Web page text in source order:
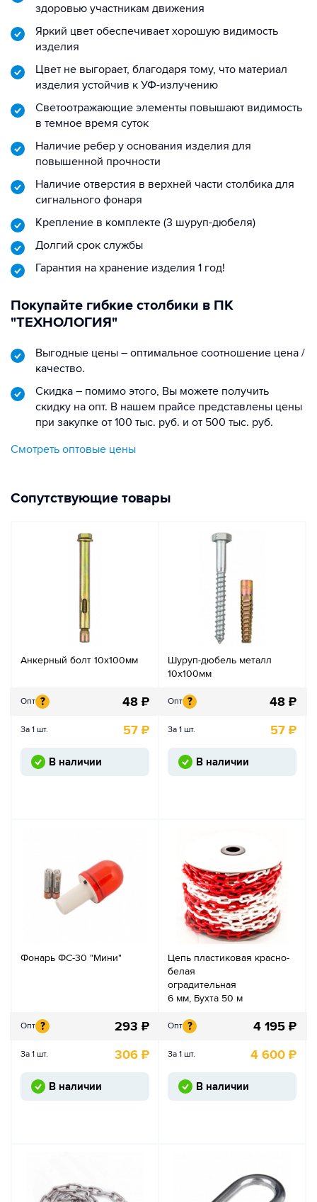
здоровью участникам движения
Яркий цвет обеспечивает хорошую видимость
изделия
Цвет не выгорает, благодаря тому, что материал
изделия устойчив к УФ-излучению
Светоотражающие элементы повышают видимость
в темное время суток
Наличие ребер у основания изделия для
повышенной прочности
Наличие отверстия в верхней части столбика для
сигнального фонаря
Крепление в комплекте (3 шуруп-дюбеля)
Долгий срок службы
Гарантия на хранение изделия 1 год!
Покупайте гибкие столбики в ПК
"ТЕХНОЛОГИЯ"
Выгодные цены – оптимальное соотношение цена /
качество.
Скидка – помимо этого, Вы можете получить
скидку на опт. В нашем прайсе представлены цены
при закупке от 100 тыс. руб. и от 500 тыс. руб.
Смотреть оптовые цены
Сопутствующие товары
Анкерный болт 10х100мм
Опт ? 48 ₽
За 1 шт. 57 ₽
В наличии
Шуруп-дюбель металл
10х100мм
Опт ? 48 ₽
За 1 шт. 57 ₽
В наличии
Фонарь ФС-30 "Мини"
Опт ? 293 ₽
За 1 шт. 306 ₽
В наличии
Цепь пластиковая красно-
белая
оградительная
6 мм, Бухта 50 м
Опт ? 4 195 ₽
За 1 шт. 4 600 ₽
В наличии